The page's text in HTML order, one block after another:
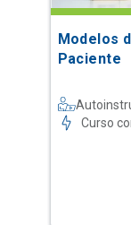
Modelos
Paciente
Curso